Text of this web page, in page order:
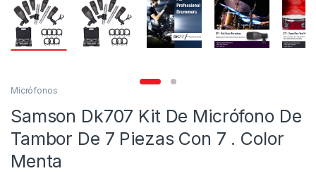
Micrófonos
Samson Dk707 Kit De Micrófono De
Tambor De 7 Piezas Con 7 . Color
Menta